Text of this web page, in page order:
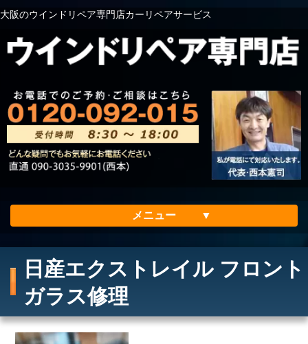
大阪のウインドリペア専門店カーリペアサービス
メニュー
会社案内
ご利用の流れ
日産エクストレイル フロント
ガラス修理